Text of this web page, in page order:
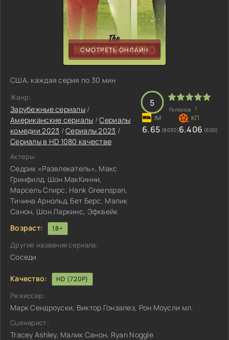
СМОТРЕТЬ ОНЛАЙН
США, каждая серия по 30 мин
Жанр:
Зарубежные сериалы /
Американские сериалы /Сериалы
комедии 2023 /Сериалы 2023 /
Сериалы в HD 1080 качестве
Актеры:
Седрик «Развлекатель», Макс
Гринфилд, Шон МакКинни,
Марсель Спирс, Hank Greenspan,
Тичина Арнольд, Бет Берс, Малик
Санон, Шон Ларкинс, Эфквейк
Возраст:
18+
Другие названия сериала:
Соседи
5
Голосов: 1
6.65 (8030)6.406 (600)
Качество: HD (720P)
Режиссер:
Марк Сендроуски, Виктор Гонзалез, Рон Моусли мл.
Сценарист:
Tracey Ashley, Малик Санон, Ryan Noggle